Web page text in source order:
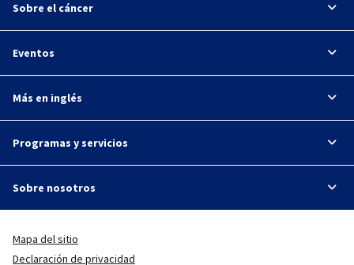
Sobre el cáncer
Eventos
Más en inglés
Programas y servicios
Sobre nosotros
Mapa del sitio
Declaración de privacidad